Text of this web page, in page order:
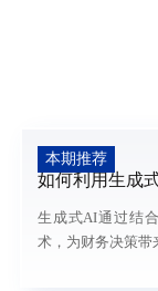
本期推荐
如何利用生成
生成式AI通过结
术，为财务决策带